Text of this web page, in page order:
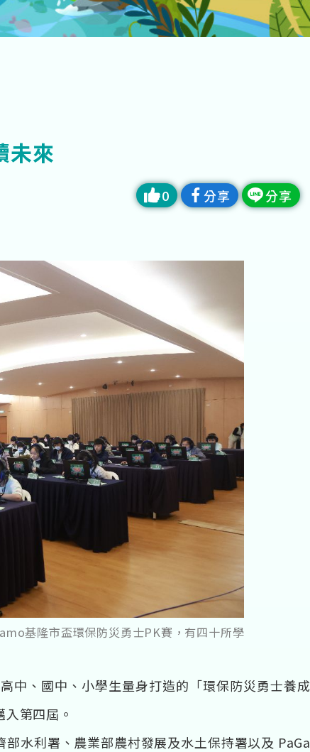
未來
0 分享 分享
基隆市盃環保防災勇士PK賽，有四十所學
中、國中、小學生量身打造的「環保防災勇士養成
第四屆。
水利署、農業部農村發展及水土保持署以及 PaGa